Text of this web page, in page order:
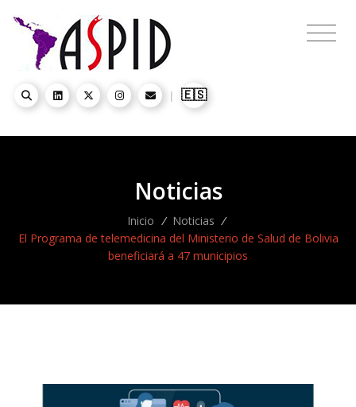
| 🇪🇸
Noticias
Inicio / Noticias /
El Programa de telemedicina del Ministerio de Salud de Bolivia
beneficiará a 47 municipios